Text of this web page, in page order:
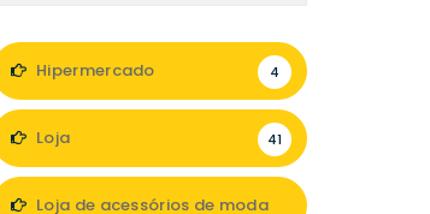
Hipermercado 4
Loja 41
Loja de acessórios de moda